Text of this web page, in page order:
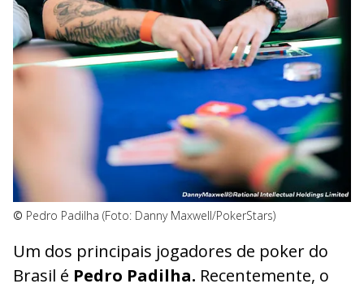
© Pedro Padilha (Foto: Danny Maxwell/PokerStars)
Um dos principais jogadores de poker do
Brasil é Pedro Padilha. Recentemente, o